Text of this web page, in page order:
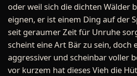
oder weil sich die dichten Wälder
eignen, er ist einem Ding auf der
seit geraumer Zeit für Unruhe
scheint eine Art Bär zu sein, doch
aggressiver und scheinbar voller
vor kurzem hat dieses Vieh die